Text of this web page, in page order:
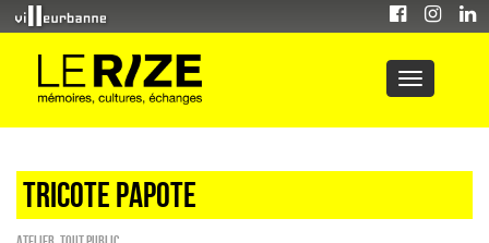
TRICOTE PAPOTE